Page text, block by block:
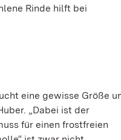
Rinde hilft bei
eine gewisse Größe
„Dabei ist der
für einen frostfreien